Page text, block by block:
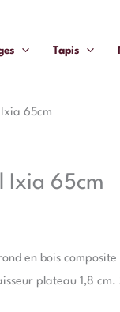
Tapis
65cm
Ixia 65cm
en bois
plateau 1,8